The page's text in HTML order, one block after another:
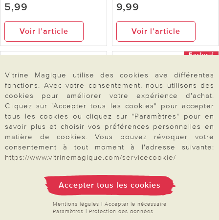
5,99
Voir l’article
9,99
Voir l’article
Exclusif
9,99(19,98 / 1l)
Vitrine Magique utilise des cookies ave différentes
fonctions. Avec votre consentement, nous utilisons des
cookies pour améliorer votre expérience d'achat.
Cliquez sur "Accepter tous les cookies" pour accepter
tous les cookies ou cliquez sur "Paramètres" pour en
savoir plus et choisir vos préférences personnelles en
matière de cookies. Vous pouvez révoquer votre
consentement à tout moment à l'adresse suivante:
https://www.vitrinemagique.com/servicecookie/
Accepter tous les cookies
Mentions légales | Accepter le nécessaire
Paramètres | Protection des données